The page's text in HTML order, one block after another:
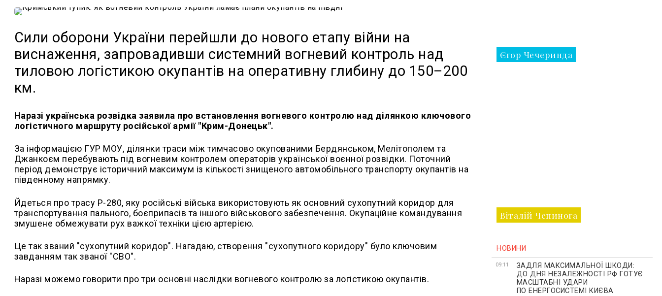
Сили оборони України перейшли до нового етапу війни на
виснаження, запровадивши системний вогневий контроль над
тиловою логістикою окупантів на оперативну глибину до 150–200
км.
Наразі українська розвідка заявила про встановлення вогневого контролю над ділянкою ключового
логістичного маршруту російської армії "Крим-Донецьк".
За інформацією ГУР МОУ, ділянки траси між тимчасово окупованими Бердянськом, Мелітополем та
Джанкоєм перебувають під вогневим контролем операторів української воєнної розвідки. Поточний
період демонструє історичний максимум із кількості знищеного автомобільного транспорту окупантів на
південному напрямку.
Йдеться про трасу Р-280, яку російські війська використовують як основний сухопутний коридор для
транспортування пального, боєприпасів та іншого військового забезпечення. Окупаційне командування
змушене обмежувати рух важкої техніки цією артерією.
Це так званий "сухопутний коридор". Нагадаю, створення "сухопутного коридору" було ключовим
завданням так званої "СВО".
Наразі можемо говорити про три основні наслідки вогневого контролю за логістикою окупантів.
Єгор Чечеринда
Віталій Чепинога
НОВИНИ
09:11
ЗАДЛЯ МАКСИМАЛЬНОЇ ШКОДИ:
ДО ДНЯ НЕЗАЛЕЖНОСТІ РФ ГОТУЄ
МАСШТАБНІ УДАРИ
ПО ЕНЕРГОСИСТЕМІ КИЄВА